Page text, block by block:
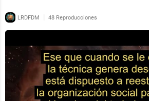
LRDFDM | 48 Reproducciones